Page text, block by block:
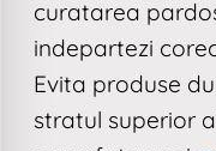
curatarea
indepartezi
Evita produse
stratul superior